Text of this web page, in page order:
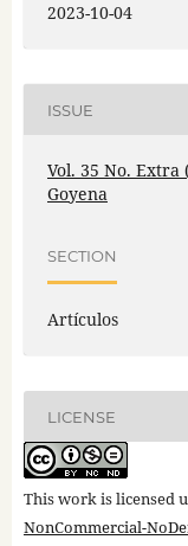
2023-10-04
ISSUE
Vol. 35 No. Extra
Goyena
SECTION
Artículos
LICENSE
This work is licensed
NonCommercial-